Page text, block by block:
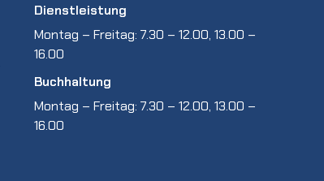
Dienstleistung
Montag – Freitag: 7.30 – 12.00, 13.00 –
16.00
Buchhaltung
Montag – Freitag: 7.30 – 12.00, 13.00 –
16.00